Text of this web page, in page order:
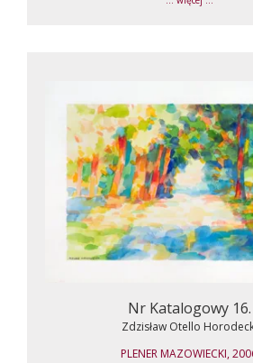
Nr Katalogowy 16.
Zdzisław Otello
PLENER MAZOWIECKI,